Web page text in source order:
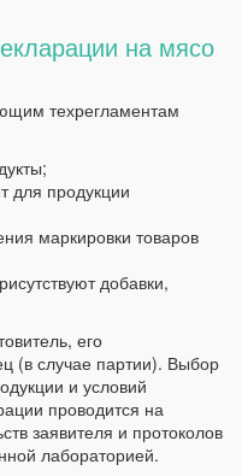
на мясо
техрегламентам
для продукции
маркировки товаров
добавки,
его
(в случае партии). Выбор
и условий
проводится на
заявителя и протоколов
лабораторией.